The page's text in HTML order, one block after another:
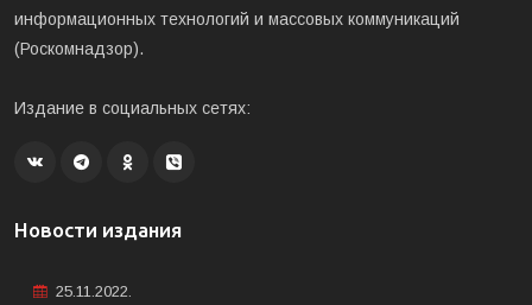
информационных технологий и массовых коммуникаций
(Роскомнадзор).
Издание в социальных сетях:
Новости издания
25.11.2022.